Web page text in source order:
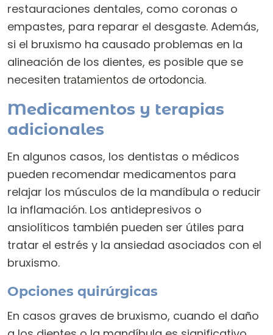
restauraciones dentales, como coronas o
empastes, para reparar el desgaste. Además,
si el bruxismo ha causado problemas en la
alineación de los dientes, es posible que se
necesiten tratamientos de ortodoncia.
Medicamentos y terapias
adicionales
En algunos casos, los dentistas o médicos
pueden recomendar medicamentos para
relajar los músculos de la mandíbula o reducir
la inflamación. Los antidepresivos o
ansiolíticos también pueden ser útiles para
tratar el estrés y la ansiedad asociados con el
bruxismo.
Opciones quirúrgicas
En casos graves de bruxismo, cuando el daño